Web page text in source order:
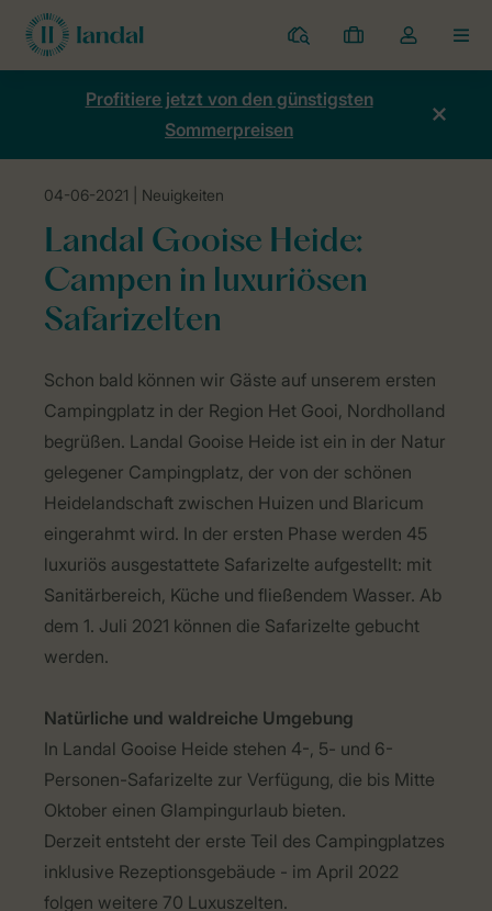
Ferienparks
Meine
Buchungen
Dropdown-
Menü
Kontos
Profitiere jetzt von den günstigsten
Sommerpreisen
Neuigkeiten
04-06-2021 | Neuigkeiten
Landal Gooise Heide:
Campen in luxuriösen
Safarizelten
Schon bald können wir Gäste auf unserem ersten
Campingplatz in der Region Het Gooi, Nordholland
begrüßen. Landal Gooise Heide ist ein in der Natur
gelegener Campingplatz, der von der schönen
Heidelandschaft zwischen Huizen und Blaricum
eingerahmt wird. In der ersten Phase werden 45
luxuriös ausgestattete Safarizelte aufgestellt: mit
Sanitärbereich, Küche und fließendem Wasser. Ab
dem 1. Juli 2021 können die Safarizelte gebucht
werden.
Natürliche und waldreiche Umgebung
In Landal Gooise Heide stehen 4-, 5- und 6-
Personen-Safarizelte zur Verfügung, die bis Mitte
Oktober einen Glampingurlaub bieten.
Derzeit entsteht der erste Teil des Campingplatzes
inklusive Rezeptionsgebäude - im April 2022
folgen weitere 70 Luxuszelten.